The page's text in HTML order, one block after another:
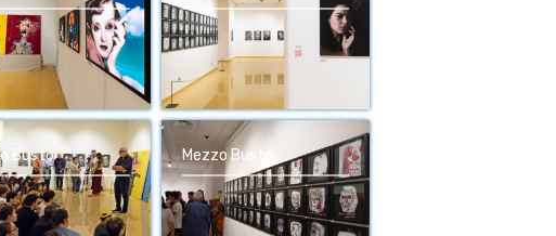
Busto Mezzo Busto